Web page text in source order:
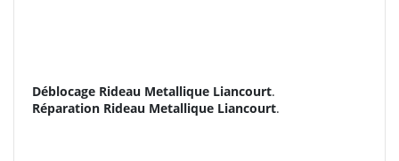
Déblocage Rideau Metallique Liancourt.
Réparation Rideau Metallique Liancourt.